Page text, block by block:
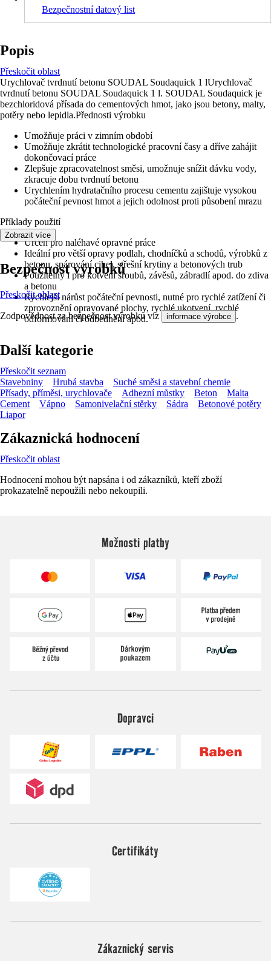
Bezpečnostní datový list
Popis
Přeskočit oblast
Urychlovač tvrdnutí betonu SOUDAL Soudaquick 1 lUrychlovač
tvrdnutí betonu SOUDAL Soudaquick 1 l. SOUDAL Soudaquick je
bezchloridová přísada do cementových hmot, jako jsou betony, malty,
potěry nebo lepidla.Přednosti výrobku
Umožňuje práci v zimním období
Umožňuje zkrátit technologické pracovní časy a dříve zahájit
dokončovací práce
Zlepšuje zpracovatelnost směsi, umožnuje snížit dávku vody,
zkracuje dobu tvrdnutí betonu
Urychlením hydratačního procesu cementu zajištuje vysokou
počáteční pevnost hmot a jejich odolnost proti působení mrazu
Příklady použití
Určen pro naléhavé opravné práce
Ideální pro větší opravy podlah, chodníčků a schodů, výrobků z
betonu, spárování cihel, střešní krytiny a betonových trub
Použitelný i pro kotvení šroubů, závěsů, zábradlí apod. do zdiva
a betonu
Rychlejší nárůst počáteční pevnosti, nutné pro rychlé zatížení či
zprovoznění opravované plochy, rychlé ukotvení, rychlé
odformování či odbednění apod.
Zobrazit více
Bezpečnost výrobků
Přeskočit oblast
Zodpovědnost za bezpečnost výrobku viz informace výrobce .
Další kategorie
Přeskočit seznam
Stavebniny
Hrubá stavba
Suché směsi a stavební chemie
Přísady, příměsi, urychlovače
Adhezní můstky Beton
Malta
Cement
Vápno Samonivelační stěrky Sádra
Betonové potěry
Liapor
Zákaznická hodnocení
Přeskočit oblast
Hodnocení mohou být napsána i od zákazníků, kteří zboží
prokazatelně nepoužili nebo nekoupili.
Možnosti platby
Dopravci
Certifikáty
Zákaznický servis